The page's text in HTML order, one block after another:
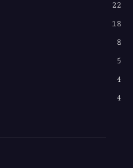
22
18
8
5
4
4